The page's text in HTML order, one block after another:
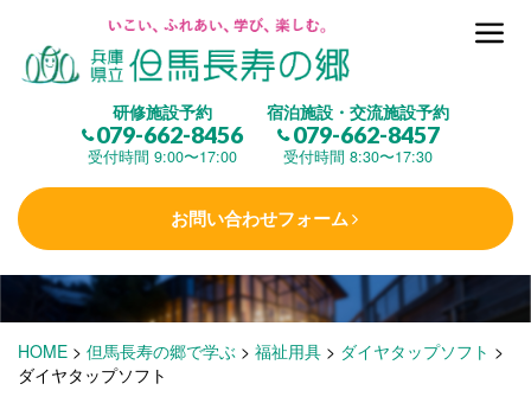
研修施設予約
079-662-8456
受付時間 9:00〜17:00
宿泊施設・交流施設予約
079-662-8457
受付時間 8:30〜17:30
お問い合わせフォーム
但馬長寿の郷とは
(研修施設)
楽しむ
学 ぶ(健康福祉)
HOME > 但馬長寿の郷で学ぶ > 福祉用具 > ダイヤタップソフト >
ダイヤタップソフト